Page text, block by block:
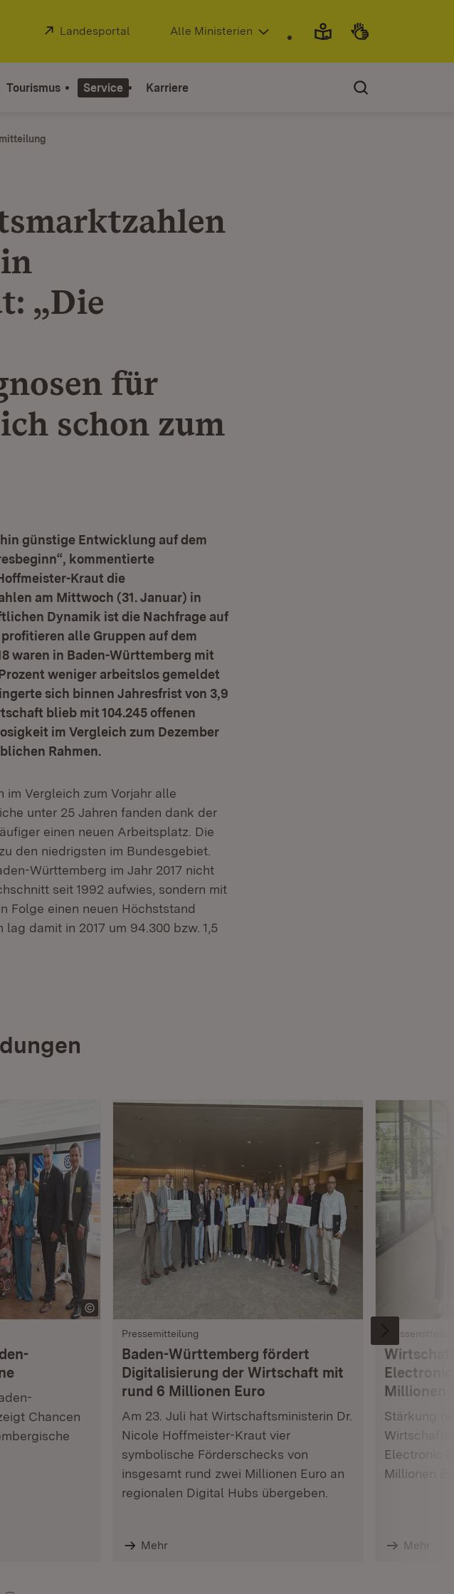
Extern:
Landesportal (Öffnet in neuem Fenster)
Alle Ministerien
Tourismus Service Karriere
„Die
für
schon zum
günstige Entwicklung auf dem
kommentierte
Kraut die
am Mittwoch (31. Januar) in
Dynamik ist die Nachfrage auf
alle Gruppen auf dem
waren in Baden-Württemberg mit
weniger arbeitslos gemeldet
sich binnen Jahresfrist von 3,9
blieb mit 104.245 offenen
im Vergleich zum Dezember
Rahmen.
Vergleich zum Vorjahr alle
unter 25 Jahren fanden dank der
einen neuen Arbeitsplatz. Die
den niedrigsten im Bundesgebiet.
Württemberg im Jahr 2017 nicht
seit 1992 aufwies, sondern mit
Folge einen neuen Höchststand
damit in 2017 um 94.300 bzw. 1,5
Chancen
Pressemitteilung
Baden-Württemberg fördert
Digitalisierung der Wirtschaft mit
rund 6 Millionen Euro
Am 23. Juli hat Wirtschaftsministerin Dr.
Nicole Hoffmeister-Kraut vier
symbolische Förderschecks von
insgesamt rund zwei Millionen Euro an
regionalen Digital Hubs übergeben.
Mehr
Millionen
Stärkung
Electronic
Millionen
Mehr